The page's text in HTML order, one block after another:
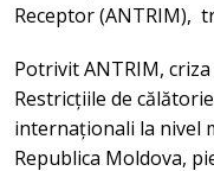
Receptor (ANTRIM),
Potrivit ANTRIM,
Restricțiile de
internaționali la nivel
Republica Moldova,